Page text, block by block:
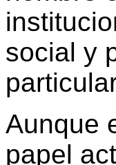
social y
Aunque
papel